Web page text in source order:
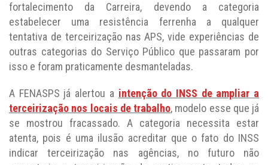
fortalecimento da Carreira, devendo a categoria
estabelecer uma resistência ferrenha a qualquer
tentativa de terceirização nas APS, vide experiências de
outras categorias do Serviço Público que passaram por
isso e foram praticamente desmanteladas.
A FENASPS já alertou a intenção do INSS de ampliar a
terceirização nos locais de trabalho, modelo esse que já
se mostrou fracassado. A categoria necessita estar
atenta, pois é uma ilusão acreditar que o fato do INSS
indicar terceirização nas agências, no futuro não